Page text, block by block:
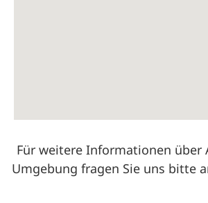
Für weitere Informationen über
Umgebung fragen Sie uns bitte